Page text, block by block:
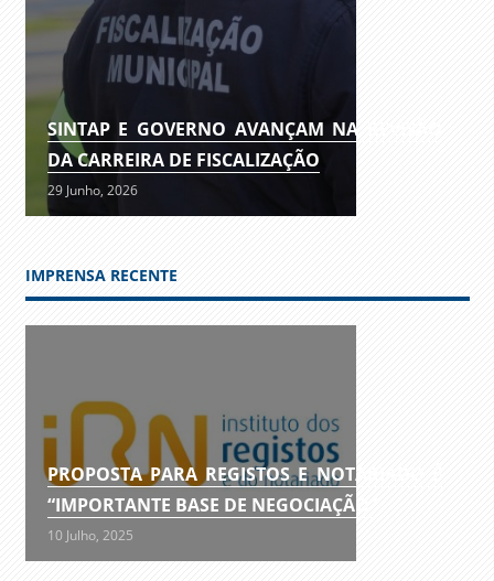
SINTAP E GOVERNO AVANÇAM NA REVISÃO
DA CARREIRA DE FISCALIZAÇÃO
29 Junho, 2026
IMPRENSA RECENTE
PROPOSTA PARA REGISTOS E NOTARIADO É
“IMPORTANTE BASE DE NEGOCIAÇÃO”
10 Julho, 2025